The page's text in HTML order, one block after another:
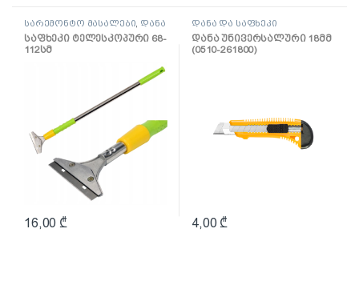
სარემონტო მასალები დანა
და საფხეკი
საფხეკი ტელესკოპური 68-
112სმ
16,00 ₾
დანა და საფხეკი
დანა უნივერსალური 18მმ
(0510-261800)
4,00 ₾